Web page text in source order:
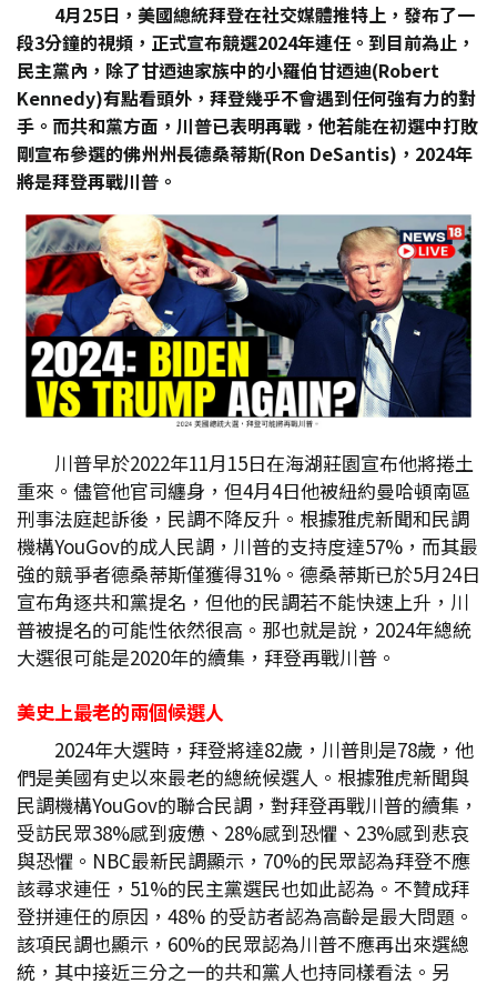
4月25日，美國總統拜登在社交媒體推特上，發布了一
段3分鐘的視頻，正式宣布競選2024年連任。到目前為止，
民主黨內，除了甘迺迪家族中的小羅伯甘迺迪(Robert
Kennedy)有點看頭外，拜登幾乎不會遇到任何強有力的對
手。而共和黨方面，川普已表明再戰，他若能在初選中打敗
剛宣布參選的佛州州長德桑蒂斯(Ron DeSantis) ，2024年
將是拜登再戰川普。
川普早於2022年11月15日在海湖莊園宣布他將捲土
重來。儘管他官司纏身，但4月4日他被紐約曼哈頓南區
刑事法庭起訴後，民調不降反升。根據雅虎新聞和民調
機構YouGov的成人民調，川普的支持度達57%，而其最
強的競爭者德桑蒂斯僅獲得31%。德桑蒂斯已於5月24日
宣布角逐共和黨提名，但他的民調若不能快速上升，川
普被提名的可能性依然很高。那也就是說，2024年總統
大選很可能是2020年的續集，拜登再戰川普。
美史上最老的兩個候選人
2024年大選時，拜登將達82歲，川普則是78歲，他
們是美國有史以來最老的總統候選人。根據雅虎新聞與
民調機構YouGov的聯合民調，對拜登再戰川普的續集，
受訪民眾38%感到疲憊、28%感到恐懼、23%感到悲哀
與恐懼。NBC最新民調顯示，70%的民眾認為拜登不應
該尋求連任，51%的民主黨選民也如此認為。不贊成拜
登拼連任的原因，48% 的受訪者認為高齡是最大問題。
該項民調也顯示，60%的民眾認為川普不應再出來選總
統，其中接近三分之一的共和黨人也持同樣看法。另